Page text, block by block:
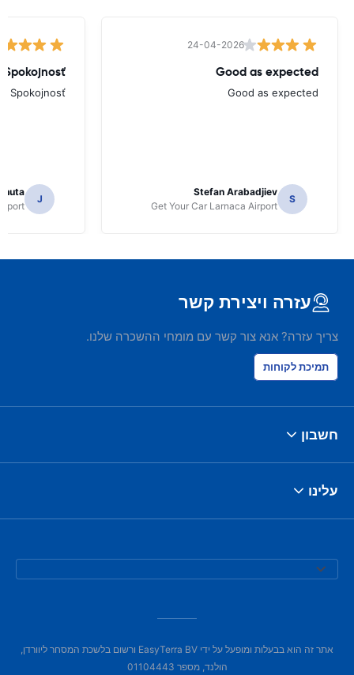
24-04-2026
Good as expected
Good as expected
S
Stefan Arabadjiev
Get Your Car Larnaca Airport
Spokojnosť
Spokojnosť
J
עזרה ויצירת קשר
צריך עזרה? אנא צור קשר עם מומחי ההשכרה שלנו.
תמיכת לקוחות
חשבון
עלינו
אתר זה הוא בבעלות ומופעל על ידי EasyTerra BV ורשום בלשכת המסחר ליוורדן,
הולנד, מספר 01104443